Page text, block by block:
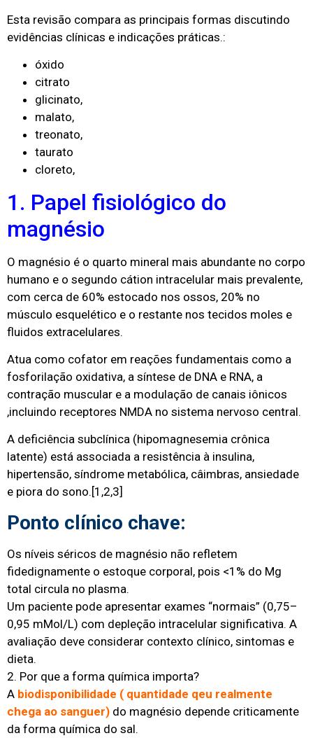
Esta revisão compara as principais formas discutindo
evidências clínicas e indicações práticas.:
óxido
citrato
glicinato,
malato,
treonato,
taurato
cloreto,
1. Papel fisiológico do
magnésio
O magnésio é o quarto mineral mais abundante no corpo
humano e o segundo cátion intracelular mais prevalente,
com cerca de 60% estocado nos ossos, 20% no
músculo esquelético e o restante nos tecidos moles e
fluidos extracelulares.
Atua como cofator em reações fundamentais como a
fosforilação oxidativa, a síntese de DNA e RNA, a
contração muscular e a modulação de canais iônicos
,incluindo receptores NMDA no sistema nervoso central.
A deficiência subclínica (hipomagnesemia crônica
latente) está associada a resistência à insulina,
hipertensão, síndrome metabólica, câimbras, ansiedade
e piora do sono.[1,2,3]
Ponto clínico chave:
Os níveis séricos de magnésio não refletem
fidedignamente o estoque corporal, pois <1% do Mg
total circula no plasma.
Um paciente pode apresentar exames “normais” (0,75–
0,95 mMol/L) com depleção intracelular significativa. A
avaliação deve considerar contexto clínico, sintomas e
dieta.
2. Por que a forma química importa?
A biodisponibilidade ( quantidade qeu realmente
chega ao sanguer) do magnésio depende criticamente
da forma química do sal.